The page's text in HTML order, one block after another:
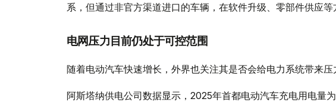
系，但通过非官方渠道进口的车辆，在软件升级、零部件供应等
电网压力目前仍处于可控范围
随着电动汽车快速增长，外界也关注其是否会给电力系统带来压
阿斯塔纳供电公司数据显示，2025年首都电动汽车充电用电量